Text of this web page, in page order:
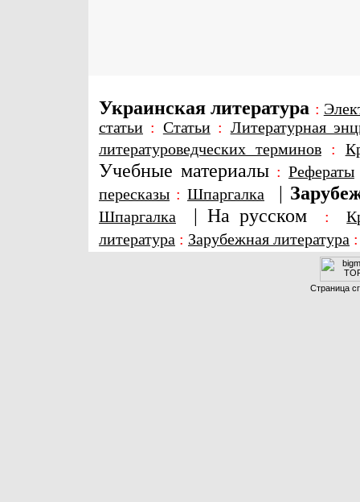
Украинская литература :
статьи : Статьи: Литературная
литературоведческих терминов:
Учебные материалы : Рефераты
пересказы : Шпаргалка |
Шпаргалка | На русском :
литература : Зарубежная литература
Страница